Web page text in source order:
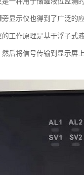
旁显示仪也得到了广泛的
的工作原理是基于浮子式
然后将信号传输到显示屏